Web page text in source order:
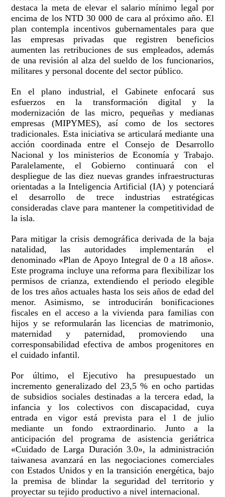
destaca la meta de elevar el salario mínimo legal por
encima de los NTD 30 000 de cara al próximo año. El
plan contempla incentivos gubernamentales para que
las empresas privadas que registren beneficios
aumenten las retribuciones de sus empleados, además
de una revisión al alza del sueldo de los funcionarios,
militares y personal docente del sector público.
En el plano industrial, el Gabinete enfocará sus
esfuerzos en la transformación digital y la
modernización de las micro, pequeñas y medianas
empresas (MIPYMES), así como de los sectores
tradicionales. Esta iniciativa se articulará mediante una
acción coordinada entre el Consejo de Desarrollo
Nacional y los ministerios de Economía y Trabajo.
Paralelamente, el Gobierno continuará con el
despliegue de las diez nuevas grandes infraestructuras
orientadas a la Inteligencia Artificial (IA) y potenciará
el desarrollo de trece industrias estratégicas
consideradas clave para mantener la competitividad de
la isla.
Para mitigar la crisis demográfica derivada de la baja
natalidad, las autoridades implementarán el
denominado «Plan de Apoyo Integral de 0 a 18 años».
Este programa incluye una reforma para flexibilizar los
permisos de crianza, extendiendo el periodo elegible
de los tres años actuales hasta los seis años de edad del
menor. Asimismo, se introducirán bonificaciones
fiscales en el acceso a la vivienda para familias con
hijos y se reformularán las licencias de matrimonio,
maternidad y paternidad, promoviendo una
corresponsabilidad efectiva de ambos progenitores en
el cuidado infantil.
Por último, el Ejecutivo ha presupuestado un
incremento generalizado del 23,5 % en ocho partidas
de subsidios sociales destinadas a la tercera edad, la
infancia y los colectivos con discapacidad, cuya
entrada en vigor está prevista para el 1 de julio
mediante un fondo extraordinario. Junto a la
anticipación del programa de asistencia geriátrica
«Cuidado de Larga Duración 3.0», la administración
taiwanesa avanzará en las negociaciones comerciales
con Estados Unidos y en la transición energética, bajo
la premisa de blindar la seguridad del territorio y
proyectar su tejido productivo a nivel internacional.